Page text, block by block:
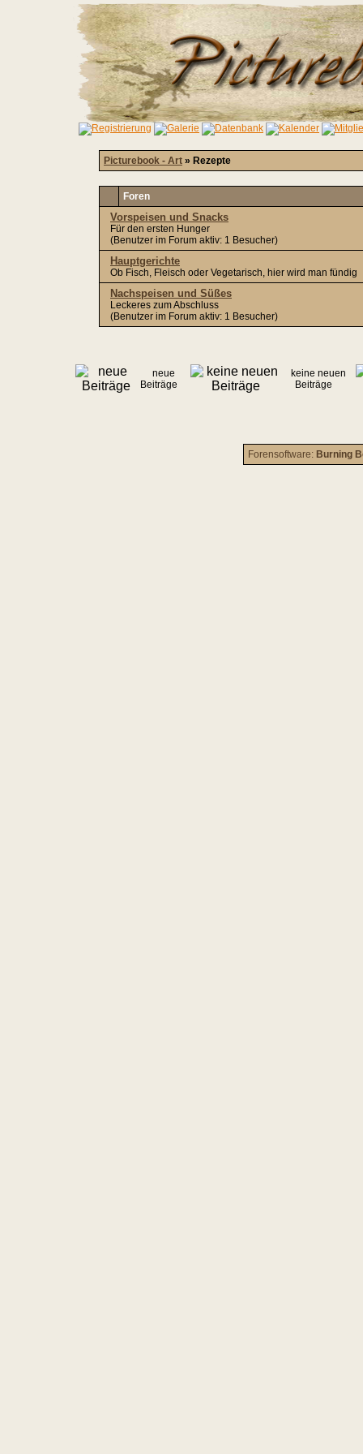
Picturebook - Art » Rezepte
Foren
Vorspeisen und Snacks
Für den ersten Hunger
(Benutzer im Forum aktiv: 1 Besucher)
Hauptgerichte
Ob Fisch, Fleisch oder Vegetarisch, hier wird man fündig
Nachspeisen und Süßes
Leckeres zum Abschluss
(Benutzer im Forum aktiv: 1 Besucher)
neue
Beiträge
keine neuen
Beiträge
Forensoftware: Burning